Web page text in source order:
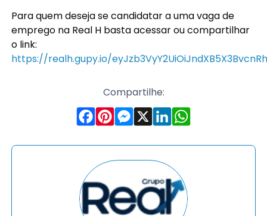
Para quem deseja se candidatar a uma vaga de
emprego na Real H basta acessar ou compartilhar
o link:
https://realh.gupy.io/
Compartilhe: